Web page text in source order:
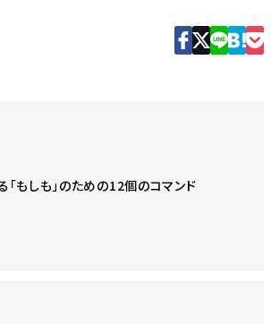
「もしも」のための12個のコマンド